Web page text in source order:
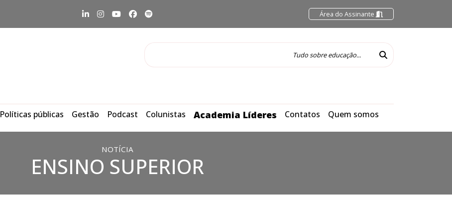
Área do Assinante
Políticas públicas Gestão Podcast Colunistas Academia Líderes Contatos Quem somos
NOTÍCIA
ENSINO SUPERIOR